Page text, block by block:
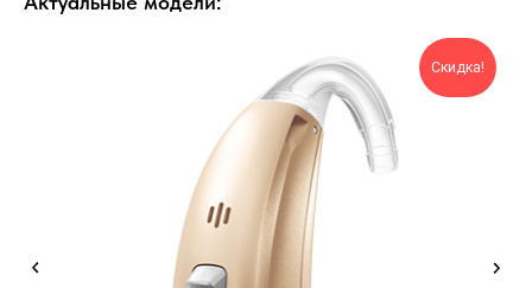
Скидка!